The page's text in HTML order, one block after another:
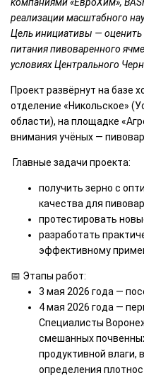
реализации масштабного
Цель инициативы — оценить
питания пивоваренного
условиях Центрального
Проект развёрнут на базе
отделение «Никольское»
области), на площадке
внимания учёных —
Главные задачи проекта:
получить зерно с
качества для
протестировать
разработать
эффективному
📅 Этапы работ:
3 мая 2026 года —
4 мая 2026 года —
Специалисты
смешанных
продуктивной влаги,
определения